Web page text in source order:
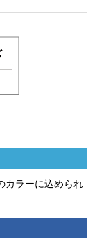
カラーに込められ